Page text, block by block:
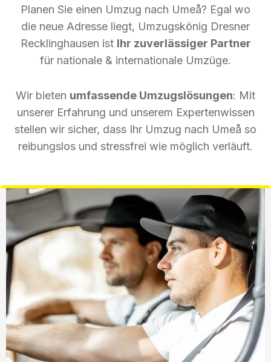
Planen Sie einen Umzug nach Umeå? Egal wo
die neue Adresse liegt, Umzugskönig Dresner
Recklinghausen ist Ihr zuverlässiger Partner
für nationale & internationale Umzüge.
Wir bieten umfassende Umzugslösungen: Mit
unserer Erfahrung und unserem Expertenwissen
stellen wir sicher, dass Ihr Umzug nach Umeå so
reibungslos und stressfrei wie möglich verläuft.